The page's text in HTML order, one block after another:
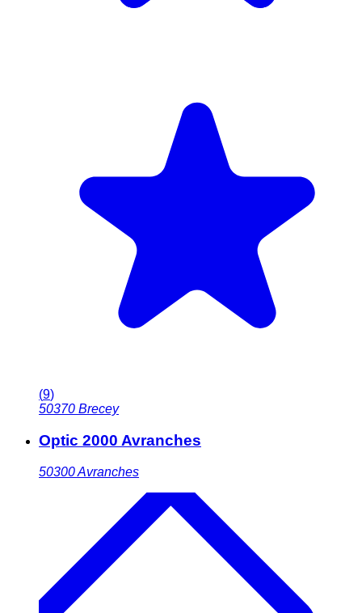
(9)
50370 Brecey
Optic 2000 Avranches
50300Avranches